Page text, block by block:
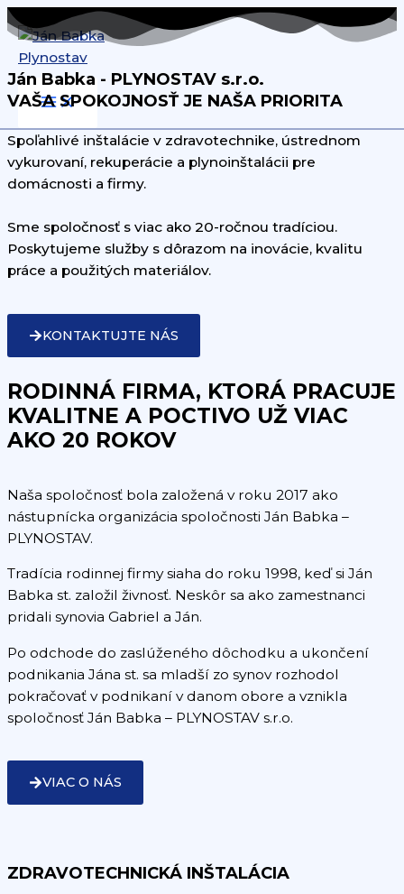
Preskočiť
na
obsah
Ján Babka - PLYNOSTAV s.r.o.
VAŠA SPOKOJNOSŤ JE NAŠA PRIORITA
Spoľahlivé inštalácie v zdravotechnike, ústrednom
vykurovaní, rekuperácie a plynoinštalácii pre
domácnosti a firmy.
Sme spoločnosť s viac ako 20-ročnou tradíciou.
Poskytujeme služby s dôrazom na inovácie, kvalitu
práce a použitých materiálov.
KONTAKTUJTE NÁS
RODINNÁ FIRMA, KTORÁ PRACUJE
KVALITNE A POCTIVO UŽ VIAC
AKO 20 ROKOV
Naša spoločnosť bola založená v roku 2017 ako
nástupnícka organizácia spoločnosti Ján Babka –
PLYNOSTAV.
Tradícia rodinnej firmy siaha do roku 1998, keď si Ján
Babka st. založil živnosť. Neskôr sa ako zamestnanci
pridali synovia Gabriel a Ján.
Po odchode do zaslúženého dôchodku a ukončení
podnikania Jána st. sa mladší zo synov rozhodol
pokračovať v podnikaní v danom obore a vznikla
spoločnosť Ján Babka – PLYNOSTAV s.r.o.
VIAC O NÁS
ZDRAVOTECHNICKÁ INŠTALÁCIA